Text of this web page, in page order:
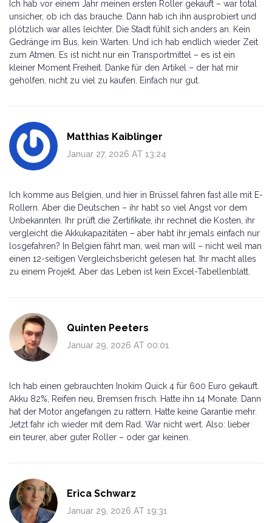
Ich hab vor einem Jahr meinen ersten Roller gekauft – war total
unsicher, ob ich das brauche. Dann hab ich ihn ausprobiert und
plötzlich war alles leichter. Die Stadt fühlt sich anders an. Kein
Gedränge im Bus, kein Warten. Und ich hab endlich wieder Zeit
zum Atmen. Es ist nicht nur ein Transportmittel – es ist ein
kleiner Moment Freiheit. Danke für den Artikel – der hat mir
geholfen, nicht zu viel zu kaufen. Einfach nur gut.
Matthias Kaiblinger
Januar 27, 2026 AT 13:24
Ich komme aus Belgien, und hier in Brüssel fahren fast alle mit E-
Rollern. Aber die Deutschen – ihr habt so viel Angst vor dem
Unbekannten. Ihr prüft die Zertifikate, ihr rechnet die Kosten, ihr
vergleicht die Akkukapazitäten – aber habt ihr jemals einfach nur
losgefahren? In Belgien fährt man, weil man will – nicht weil man
einen 12-seitigen Vergleichsbericht gelesen hat. Ihr macht alles
zu einem Projekt. Aber das Leben ist kein Excel-Tabellenblatt.
Quinten Peeters
Januar 29, 2026 AT 00:01
Ich hab einen gebrauchten Inokim Quick 4 für 600 Euro gekauft.
Akku 82%, Reifen neu, Bremsen frisch. Hatte ihn 14 Monate. Dann
hat der Motor angefangen zu rattern. Hatte keine Garantie mehr.
Jetzt fahr ich wieder mit dem Rad. War nicht wert. Also: lieber
ein teurer, aber guter Roller – oder gar keinen.
Erica Schwarz
Januar 29, 2026 AT 19:31